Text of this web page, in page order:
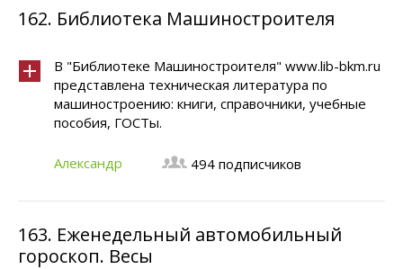
162. Библиотека Машиностроителя
В "Библиотеке Машиностроителя" www.lib-bkm.ru
представлена техническая литература по
машиностроению: книги, справочники, учебные
пособия, ГОСТы.
Александр 494 подписчиков
163. Еженедельный автомобильный
гороскоп. Весы